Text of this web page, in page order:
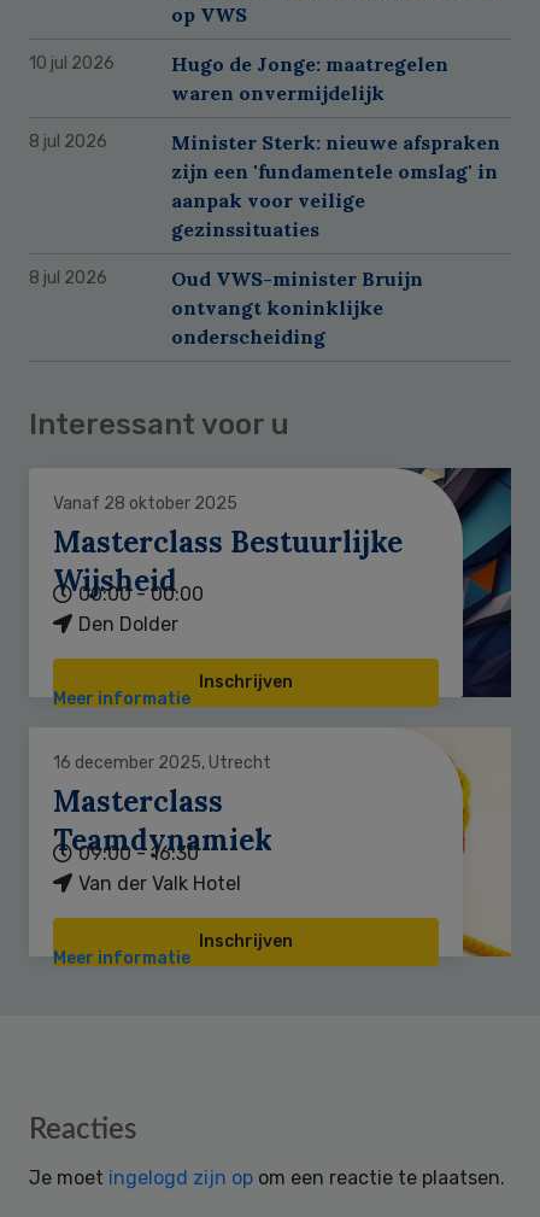
op VWS
10 jul 2026
Hugo de Jonge: maatregelen
waren onvermijdelijk
8 jul 2026
Minister Sterk: nieuwe afspraken
zijn een 'fundamentele omslag' in
aanpak voor veilige
gezinssituaties
8 jul 2026
Oud VWS-minister Bruijn
ontvangt koninklijke
onderscheiding
Interessant voor u
Vanaf 28 oktober 2025
Masterclass Bestuurlijke
Wijsheid
00:00 - 00:00
Den Dolder
Inschrijven
Meer informatie
16 december 2025, Utrecht
Masterclass
Teamdynamiek
09:00 - 16:30
Van der Valk Hotel
Inschrijven
Meer informatie
Reader
Reacties
Je moet ingelogd zijn op om een reactie te plaatsen.